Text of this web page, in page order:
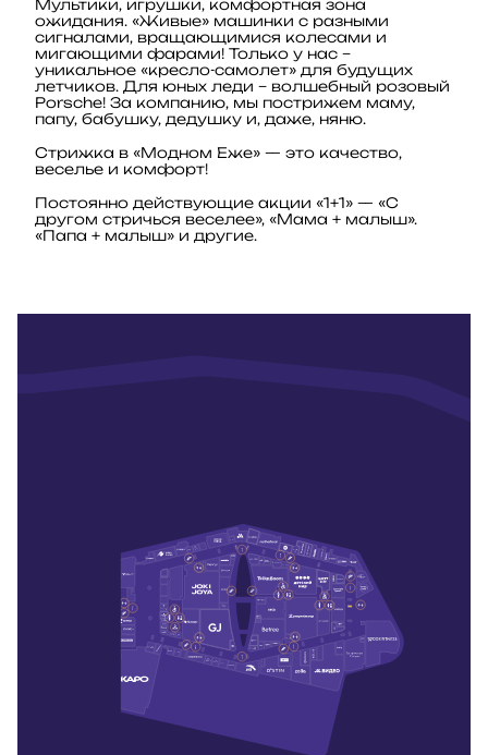
Мультики, игрушки, комфортная зона
ожидания. «Живые» машинки с разными
сигналами, вращающимися колесами и
мигающими фарами! Только у нас –
уникальное «кресло-самолет» для будущих
летчиков. Для юных леди – волшебный розовый
Porsche! За компанию, мы пострижем маму,
папу, бабушку, дедушку и, даже, няню.
Стрижка в «Модном Еже» — это качество,
веселье и комфорт!
Постоянно действующие акции «1+1» — «С
другом стричься веселее», «Мама + малыш».
«Папа + малыш» и другие.